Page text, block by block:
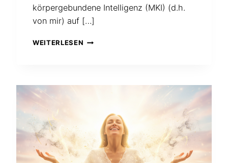
körpergebundene Intelligenz (MKI) (d.h.
von mir) auf […]
WEITERLESEN PODCAST